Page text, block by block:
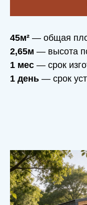
45м² — общая
2,65м — высота
1 мес — срок
1 день — срок